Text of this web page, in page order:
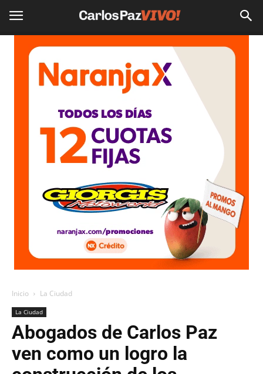
Inicio La Ciudad
La Ciudad
Abogados de Carlos Paz
ven como un logro la